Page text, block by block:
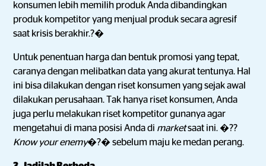
konsumen lebih memilih produk Anda dibandingkan
produk kompetitor yang menjual produk secara agresif
saat krisis berakhir.?�
Untuk penentuan harga dan bentuk promosi yang tepat,
caranya dengan melibatkan data yang akurat tentunya. Hal
ini bisa dilakukan dengan riset konsumen yang sejak awal
dilakukan perusahaan. Tak hanya riset konsumen, Anda
juga perlu melakukan riset kompetitor gunanya agar
mengetahui di mana posisi Anda di marketsaat ini. �??
Know your enemy�?� sebelum maju ke medan perang.